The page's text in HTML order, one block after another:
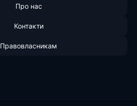
Про нас
Контакти
Правовласникам